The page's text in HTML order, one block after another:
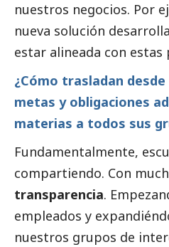
nuestros negocios. Por
nueva solución
estar alineada con estas
¿Cómo trasladan
metas y obligaciones
materias a todos sus
Fundamentalmente,
compartiendo. Con
transparencia.
empleados y
nuestros grupos de